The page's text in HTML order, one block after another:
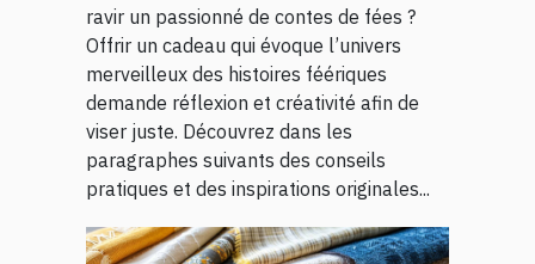
ravir un passionné de contes de fées ?
Offrir un cadeau qui évoque l’univers
merveilleux des histoires féériques
demande réflexion et créativité afin de
viser juste. Découvrez dans les
paragraphes suivants des conseils
pratiques et des inspirations originales...